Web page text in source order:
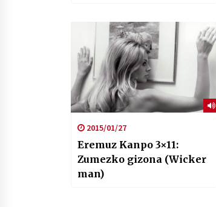
2015/01/27
Eremuz Kanpo 3×11:
Zumezko gizona (Wicker
man)